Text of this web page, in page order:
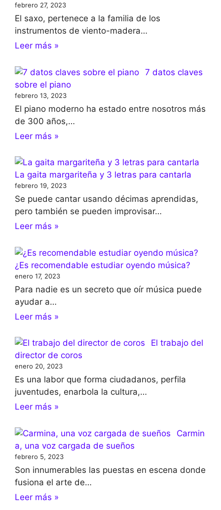
febrero 27, 2023
El saxo, pertenece a la familia de los
instrumentos de viento-madera…
Leer más »
7 datos claves
sobre el piano
febrero 13, 2023
El piano moderno ha estado entre nosotros más
de 300 años,…
Leer más »
La gaita margariteña y 3 letras para cantarla
febrero 19, 2023
Se puede cantar usando décimas aprendidas,
pero también se pueden improvisar…
Leer más »
¿Es recomendable estudiar oyendo música?
enero 17, 2023
Para nadie es un secreto que oír música puede
ayudar a…
Leer más »
El trabajo del
director de coros
enero 20, 2023
Es una labor que forma ciudadanos, perfila
juventudes, enarbola la cultura,…
Leer más »
Carmin
a, una voz cargada de sueños
febrero 5, 2023
Son innumerables las puestas en escena donde
fusiona el arte de…
Leer más »